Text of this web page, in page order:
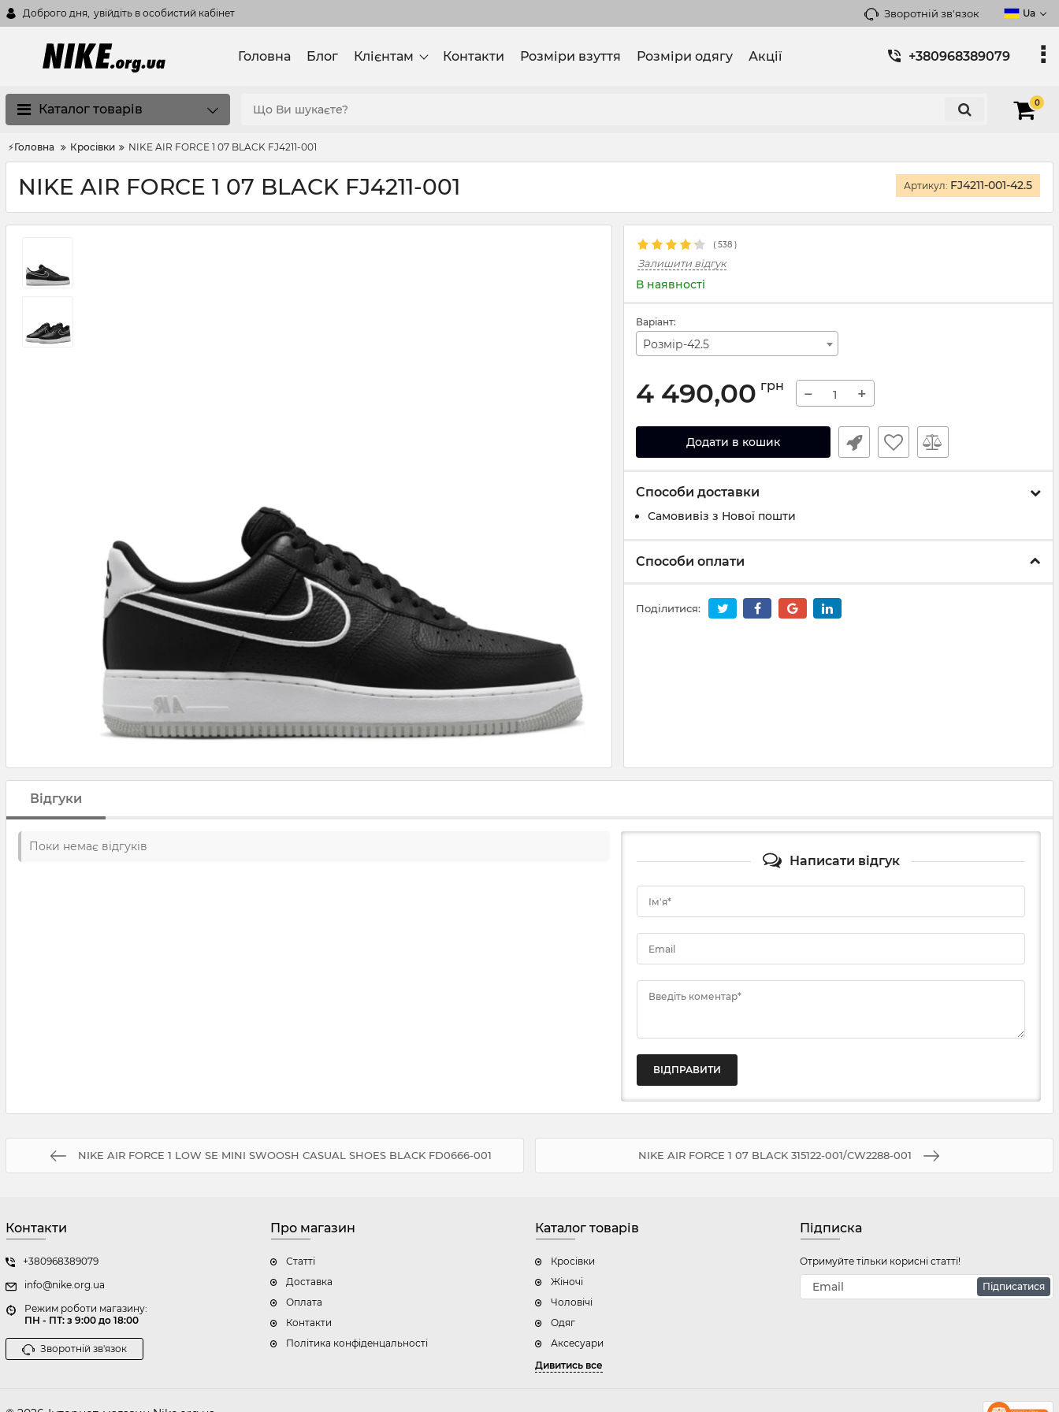
Доброго дня, увійдіть в особистий кабінет Зворотній зв'язок Ua
Головна Блог Клієнтам Контакти Розміри взуття Розміри одягу Акції +380968389079
Каталог товарів 0
⚡Головна Кросівки NIKE AIR FORCE 1 07 BLACK FJ4211-001
NIKE AIR FORCE 1 07 BLACK FJ4211-001 Артикул: FJ4211-001-42.5
( 538 )
Залишити відгук
В наявності
Варіант:
Розмір-42.5
4 490,00 грн − +
Додати в кошик
Способи доставки
Самовивіз з Нової пошти
Способи оплати
Поділитися:
Відгуки
Поки немає відгуків
Написати відгук
Ім'я*
Email
Введіть коментар*
NIKE AIR FORCE 1 LOW SE MINI SWOOSH CASUAL SHOES BLACK FD0666-001 NIKE AIR FORCE 1 07 BLACK 315122-001/CW2288-001
Контакти
+380968389079
info@nike.org.ua
Режим роботи магазину:
ПН - ПТ: з 9:00 до 18:00
Зворотній зв'язок
Про магазин
Статті
Доставка
Оплата
Контакти
Політика конфіденцальності
Каталог товарів
Кросівки
Жіночі
Чоловічі
Одяг
Аксесуари
Дивитись все
Підписка
Отримуйте тільки корисні статті!
Підписатися